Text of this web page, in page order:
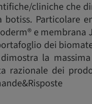
cliniche che
botiss. Particolare
e membrana
dei
la
razionale dei